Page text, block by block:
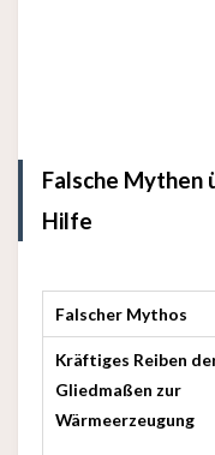
Falsche Mythen
Hilfe
Falscher Mythos
Kräftiges Reiben
Gliedmaßen zur
Wärmeerzeugung